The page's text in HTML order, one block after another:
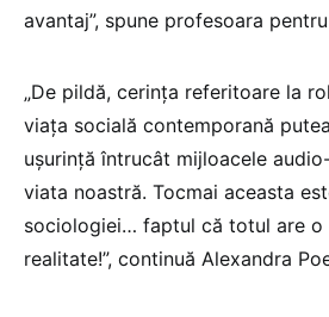
avantaj”, spune profesoara
„De pildă, cerința referitoare la
viața socială contemporană
ușurință întrucât mijloacele
viata noastră. Tocmai aceasta
sociologiei… faptul că totul are o
realitate!”, continuă Alexandra